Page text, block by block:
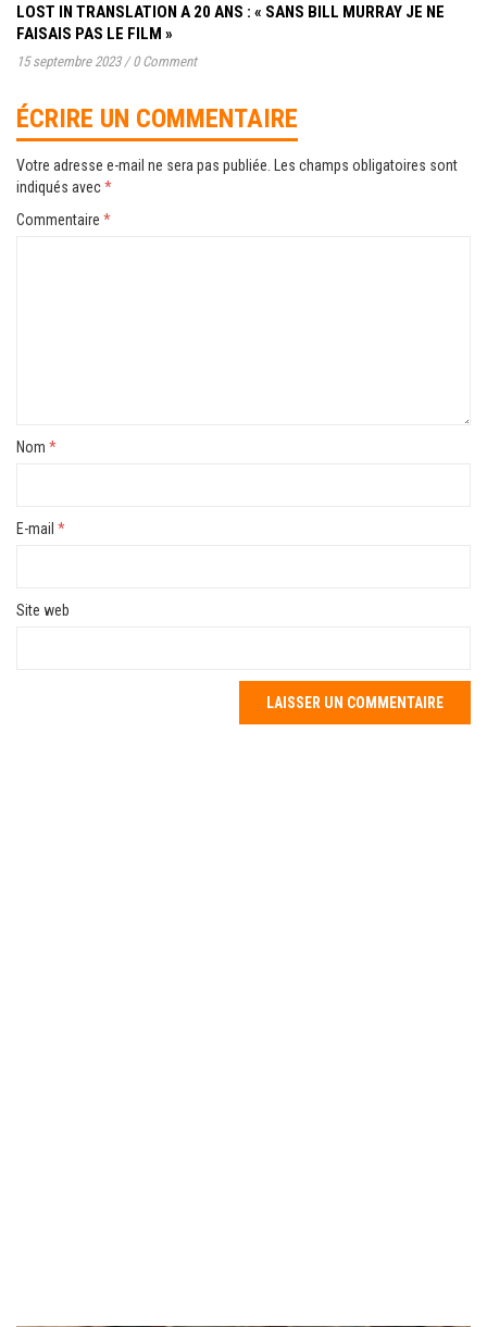
LOST IN TRANSLATION A 20 ANS : « SANS BILL MURRAY JE NE
FAISAIS PAS LE FILM »
15 septembre 2023 / 0 Comment
ÉCRIRE UN COMMENTAIRE
Votre adresse e-mail ne sera pas publiée.
Les champs obligatoires sont
indiqués avec*
Commentaire *
Nom *
E-mail *
Site web